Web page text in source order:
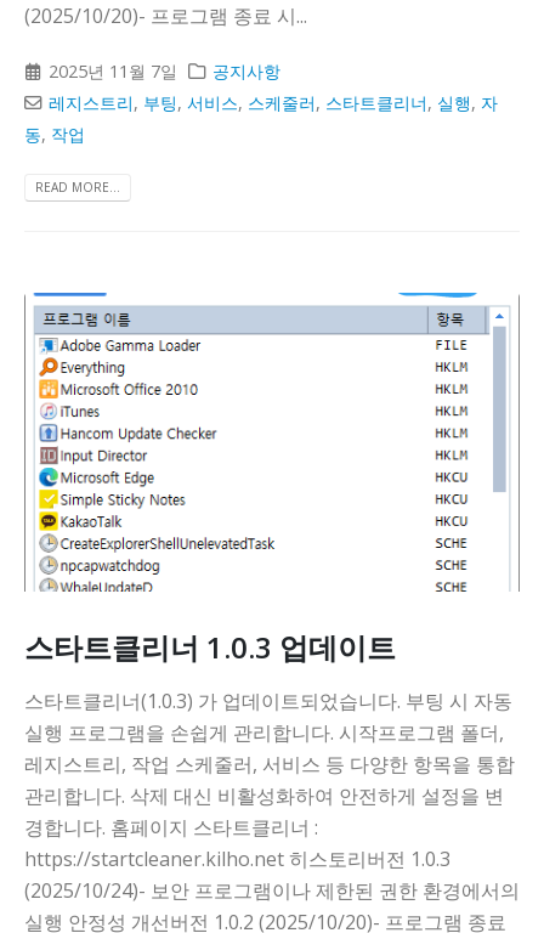
(2025/10/20)- 프로그램 종료 시...
2025년 11월 7일
공지사항
레지스트리, 부팅,서비스, 스케줄러, 스타트클리너, 실행, 자
동, 작업
READ MORE...
스타트클리너 1.0.3 업데이트
스타트클리너(1.0.3) 가 업데이트되었습니다. 부팅 시 자동
실행 프로그램을 손쉽게 관리합니다. 시작프로그램 폴더,
레지스트리, 작업 스케줄러, 서비스 등 다양한 항목을 통합
관리합니다. 삭제 대신 비활성화하여 안전하게 설정을 변
경합니다. 홈페이지 스타트클리너 :
https://startcleaner.kilho.net 히스토리버전 1.0.3
(2025/10/24)- 보안 프로그램이나 제한된 권한 환경에서의
실행 안정성 개선버전 1.0.2 (2025/10/20)- 프로그램 종료